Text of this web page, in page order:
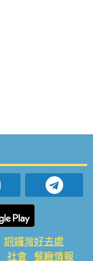
銅鑼灣好去處
社會 餐廳情報